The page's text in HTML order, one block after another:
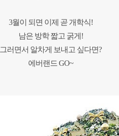
3월이 되면 이제 곧 개학식!
남은 방학 짧고 굵게!
그러면서 알차게 보내고 싶다면?
에버랜드 GO~